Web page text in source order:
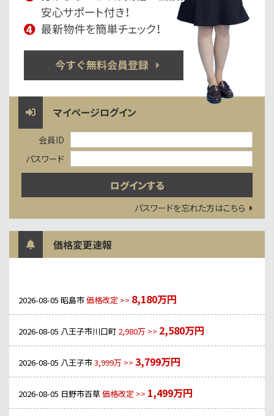
マイページログイン
会員ID
パスワード
パスワードを忘れた方はこちら
価格変更速報
2026-08-05 昭島市価格改定 >> 8,180万円
2026-08-05 八王子市川口町 2,980万 >> 2,580万円
2026-08-05 八王子市3,999万 >> 3,799万円
2026-08-05 日野市百草価格改定 >> 1,499万円